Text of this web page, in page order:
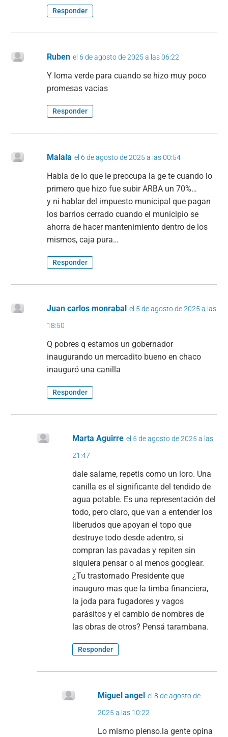
Responder
Ruben el 6 de agosto de 2025 a las 06:22
Y loma verde para cuando se hizo muy poco
promesas vacias
Responder
Malala el 6 de agosto de 2025 a las 00:54
Habla de lo que le preocupa la ge te cuando lo
primero que hizo fue subir ARBA un 70%…
y ni hablar del impuesto municipal que pagan
los barrios cerrado cuando el municipio se
ahorra de hacer mantenimiento dentro de los
mismos, caja pura…
Responder
Juan carlos monrabal el 5 de agosto de 2025 a las
18:50
Q pobres q estamos un gobernador
inaugurando un mercadito bueno en chaco
inauguró una canilla
Responder
Marta Aguirre el 5 de agosto de 2025 a las
21:47
dale salame, repetis como un loro. Una
canilla es el significante del tendido de
agua potable. Es una representación del
todo, pero claro, que van a entender los
liberudos que apoyan el topo que
destruye todo desde adentro, si
compran las pavadas y repiten sin
siquiera pensar o al menos googlear.
¿Tu trastornado Presidente que
inauguro mas que la timba financiera,
la joda para fugadores y vagos
parásitos y el cambio de nombres de
las obras de otros? Pensá tarambana.
Responder
Miguel angel el 8 de agosto de
2025 a las 10:22
Lo mismo pienso.la gente opina